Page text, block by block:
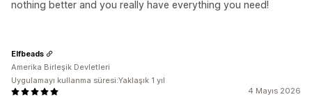
nothing better and you really have everything you need!
4 Mayıs 2026
Elfbeads
Amerika Birleşik Devletleri
Uygulamayı kullanma süresi:Yaklaşık 1 yıl